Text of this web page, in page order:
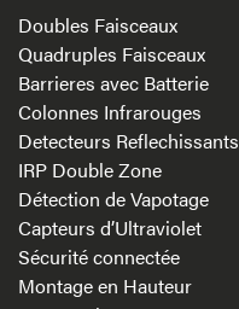
Doubles Faisceaux
Quadruples Faisceaux
Barrieres avec Batterie
Colonnes Infrarouges
Detecteurs Reflechissants
IRP Double Zone
Détection de Vapotage
Capteurs d’Ultraviolet
Sécurité connectée
Montage en Hauteur